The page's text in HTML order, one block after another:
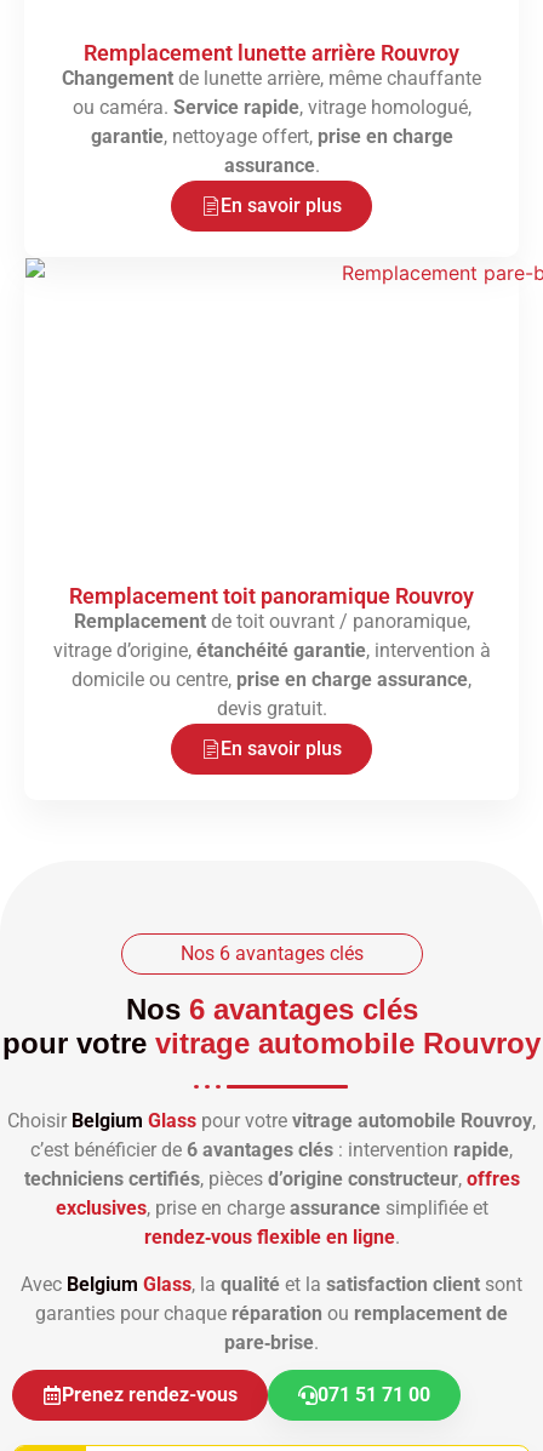
Remplacement lunette arrière Rouvroy
Changement de lunette arrière, même chauffante
ou caméra. Service rapide, vitrage homologué,
garantie, nettoyage offert, prise en charge
assurance.
En savoir plus
Remplacement toit panoramique Rouvroy
Remplacementde toit ouvrant / panoramique,
vitrage d’origine, étanchéité garantie, intervention à
domicile ou centre, prise en charge assurance,
devis gratuit.
En savoir plus
Nos 6 avantages clés
Nos 6 avantages clés
pour votre vitrage automobile Rouvroy
Choisir Belgium Glass pour votre vitrage automobile Rouvroy,
c’est bénéficier de 6 avantages clés : intervention rapide,
techniciens certifiés, pièces d’origine constructeur, offres
exclusives, prise en charge assurancesimplifiée et
rendez‑vous flexible en ligne.
Avec Belgium Glass, la qualité et la satisfaction client sont
garanties pour chaque réparation ou remplacement de
pare‑brise.
Prenez rendez-vous 071 51 71 00